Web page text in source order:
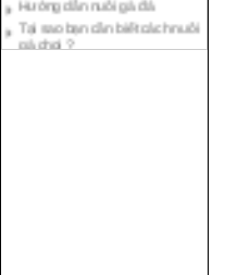
Tại sao bạn cần biết cách nuôi
gà chọi ?
Cách điều trị bệnh sổ mũi cho